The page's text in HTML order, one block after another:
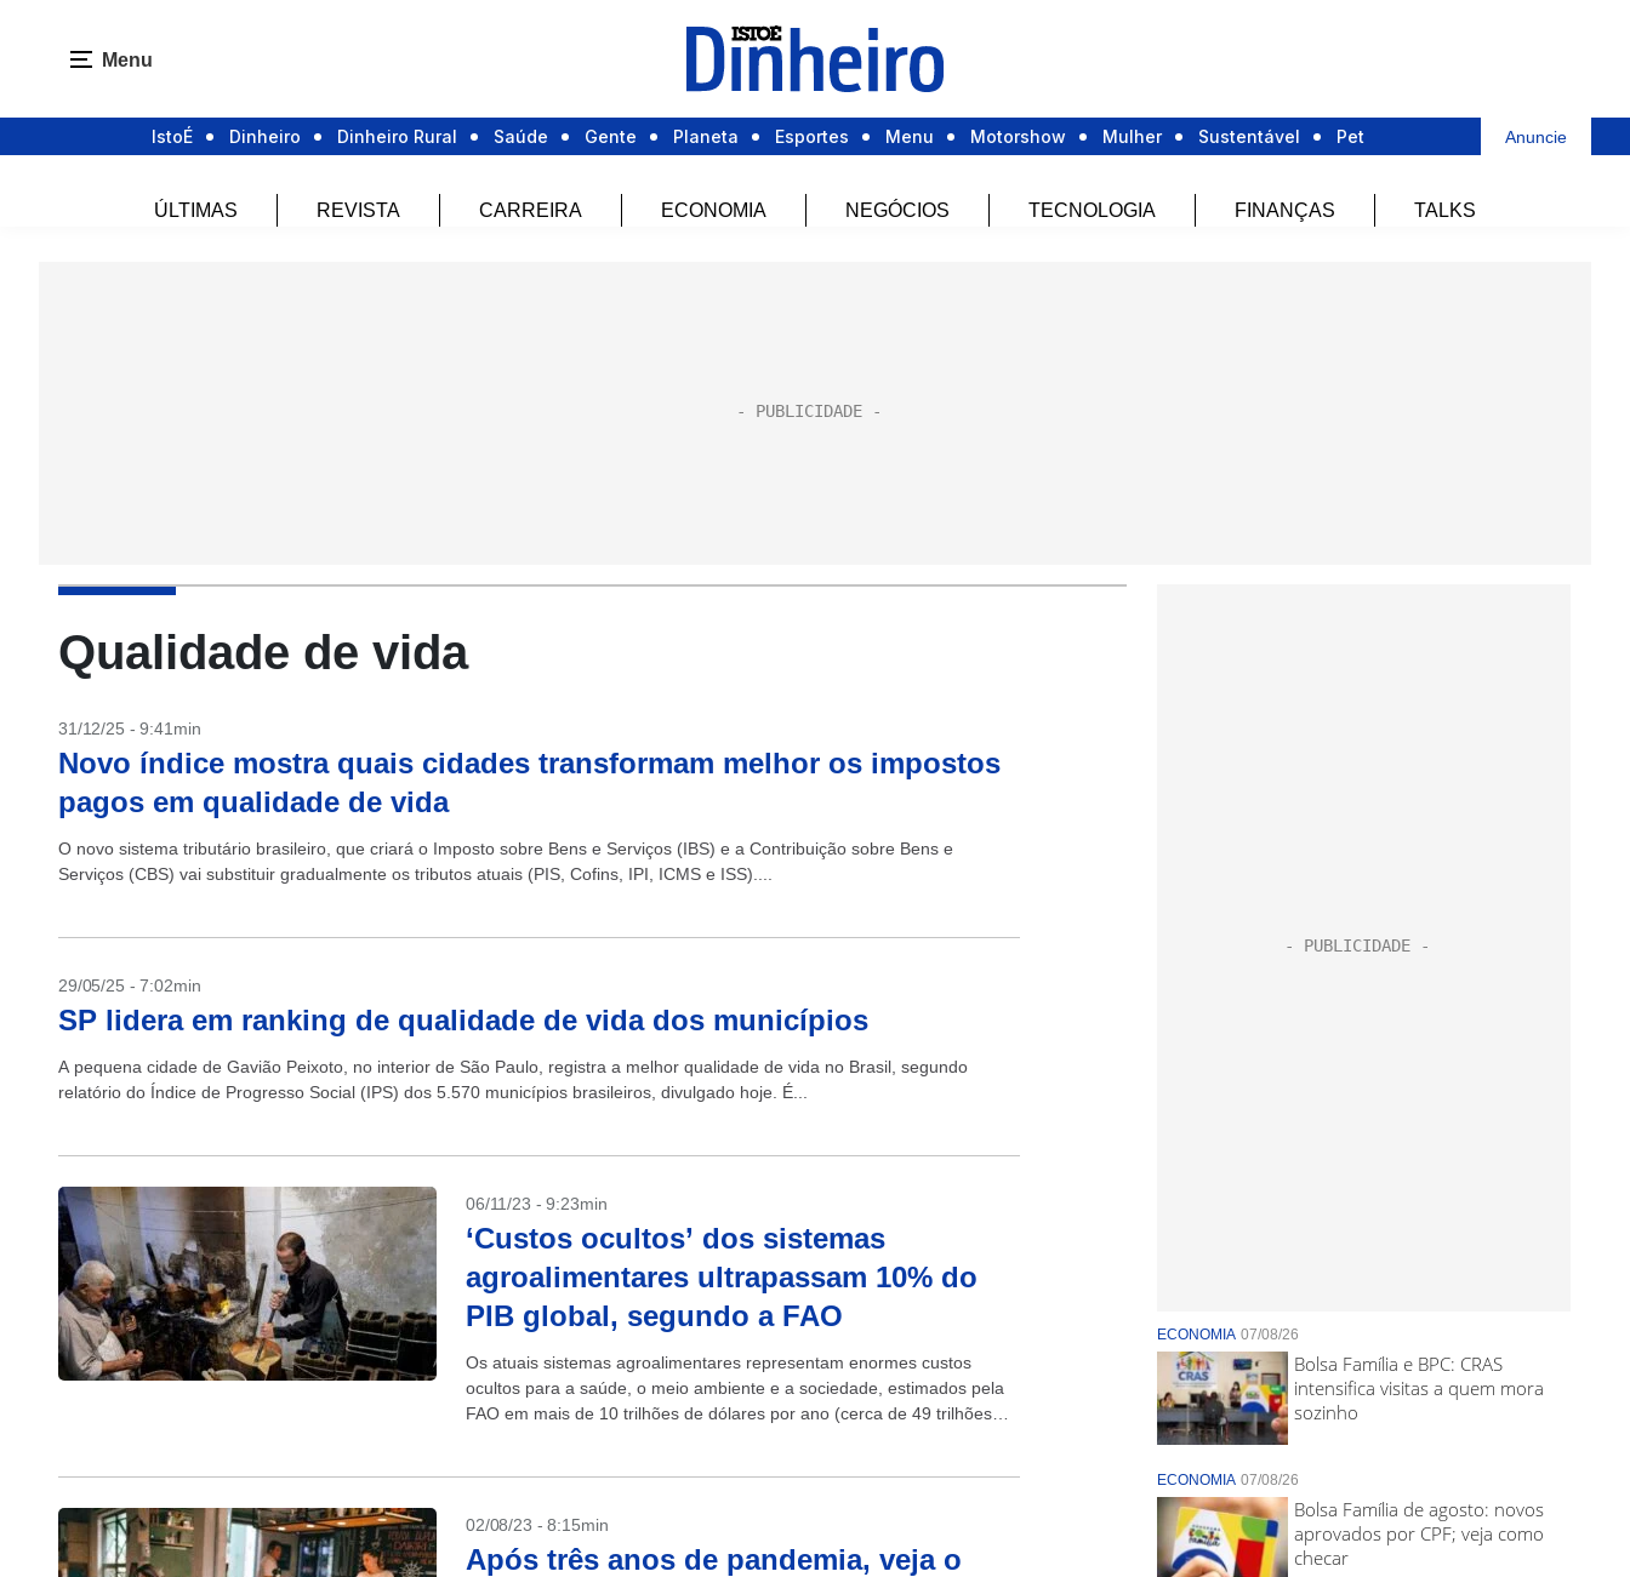
Menu
IstoÉ Dinheiro Dinheiro Rural Saúde Gente Planeta Esportes Menu Motorshow Mulher Sustentável Pet Anuncie
ÚLTIMAS REVISTA CARREIRA ECONOMIA NEGÓCIOS TECNOLOGIA FINANÇAS TALKS
Qualidade de vida
31/12/25 - 9:41min
Novo índice mostra quais cidades transformam melhor os impostos
pagos em qualidade de vida
O novo sistema tributário brasileiro, que criará o Imposto sobre Bens e Serviços (IBS) e a Contribuição sobre Bens e
Serviços (CBS) vai substituir gradualmente os tributos atuais (PIS, Cofins, IPI, ICMS e ISS)....
29/05/25 - 7:02min
SP lidera em ranking de qualidade de vida dos municípios
A pequena cidade de Gavião Peixoto, no interior de São Paulo, registra a melhor qualidade de vida no Brasil, segundo
relatório do Índice de Progresso Social (IPS) dos 5.570 municípios brasileiros, divulgado hoje. É...
06/11/23 - 9:23min
‘Custos ocultos’ dos sistemas
agroalimentares ultrapassam 10% do
PIB global, segundo a FAO
Os atuais sistemas agroalimentares representam enormes custos
ocultos para a saúde, o meio ambiente e a sociedade, estimados pela
FAO em mais de 10 trilhões de dólares por ano (cerca de 49 trilhões
02/08/23 - 8:15min
Após três anos de pandemia, veja o
ECONOMIA 07/08/26
Bolsa Família e BPC: CRAS
intensifica visitas a quem mora
sozinho
ECONOMIA 07/08/26
Bolsa Família de agosto: novos
aprovados por CPF; veja como
checar